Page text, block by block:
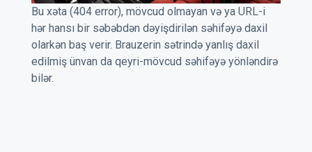
Bu xəta (404 error), mövcud olmayan və ya URL-i
hər hansı bir səbəbdən dəyişdirilən səhifəyə daxil
olarkən baş verir. Brauzerin sətrində yanlış daxil
edilmiş ünvan da qeyri-mövcud səhifəyə yönləndirə
bilər.